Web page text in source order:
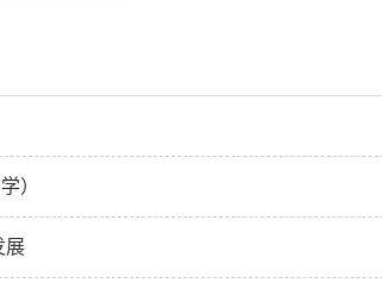
）
展